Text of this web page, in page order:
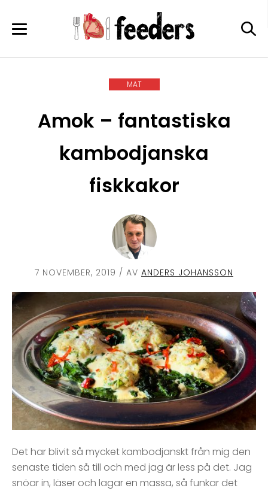
MAT
Amok – fantastiska
kambodjanska
fiskkakor
7 NOVEMBER, 2019 / AV ANDERS JOHANSSON
Det har blivit så mycket kambodjanskt från mig den
senaste tiden så till och med jag är less på det. Jag
snöar in, läser och lagar en massa, så funkar det